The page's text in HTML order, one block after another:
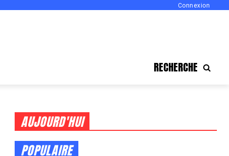
Connexion
RECHERCHE
AUJOURD'HUI
POPULAIRE